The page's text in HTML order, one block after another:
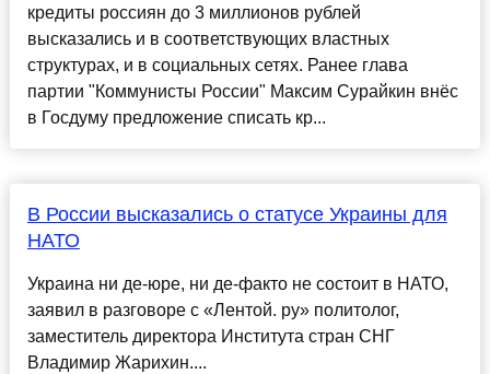
кредиты россиян до 3 миллионов рублей
высказались и в соответствующих властных
структурах, и в социальных сетях. Ранее глава
партии "Коммунисты России" Максим Сурайкин внёс
в Госдуму предложение списать кр...
В России высказались о статусе Украины для
НАТО
Украина ни де-юре, ни де-факто не состоит в НАТО,
заявил в разговоре с «Лентой. ру» политолог,
заместитель директора Института стран СНГ
Владимир Жарихин....